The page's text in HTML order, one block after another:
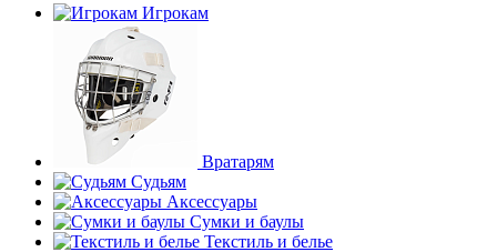
Игрокам
Вратарям
Судьям
Аксессуары
Сумки и баулы
Текстиль и белье